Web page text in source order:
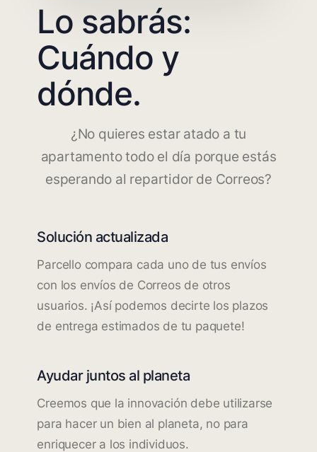
Lo sabrás:
Cuándo y
dónde.
¿No quieres estar atado a tu
apartamento todo el día porque estás
esperando al repartidor de Correos?
Solución actualizada
Parcello compara cada uno de tus envíos
con los envíos de Correos de otros
usuarios. ¡Así podemos decirte los plazos
de entrega estimados de tu paquete!
Ayudar juntos al planeta
Creemos que la innovación debe utilizarse
para hacer un bien al planeta, no para
enriquecer a los individuos.